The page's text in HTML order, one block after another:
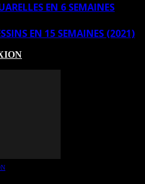
EN 6 SEMAINES
EN 15 SEMAINES (2021)